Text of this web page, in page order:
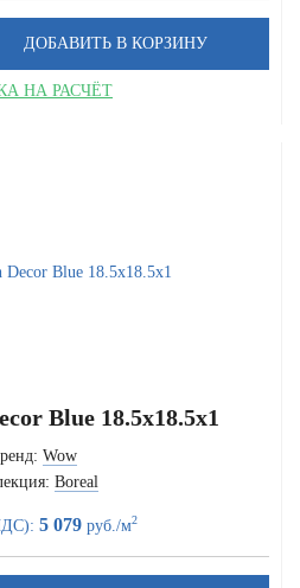
НА РАСЧЁТ
Blue 18.5x18.5x1
Wow
Boreal
5 079руб./м2